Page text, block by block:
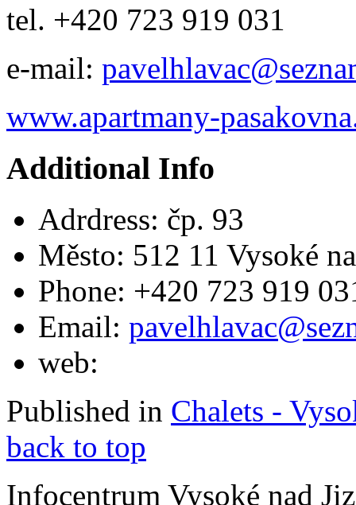
tel. +420 723 919 031
e-mail:
www.apartmany-
Additional Info
Adrdress: čp. 93
Město: 512 11 Vysoké
Phone: +420 723 919
Email:
web:
Published in Chalets -
back to top
Infocentrum Vysoké nad